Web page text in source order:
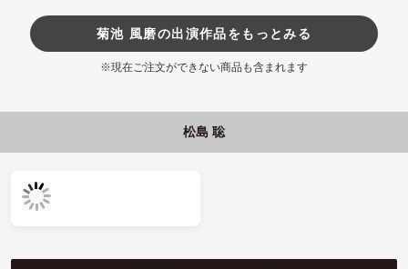
菊池 風磨の出演作品をもっとみる
※現在ご注文ができない商品も含まれます
松島 聡